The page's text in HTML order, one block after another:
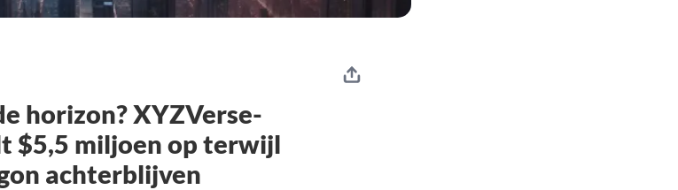
horizon? XYZVerse-
$5,5 miljoen op terwijl
achterblijven